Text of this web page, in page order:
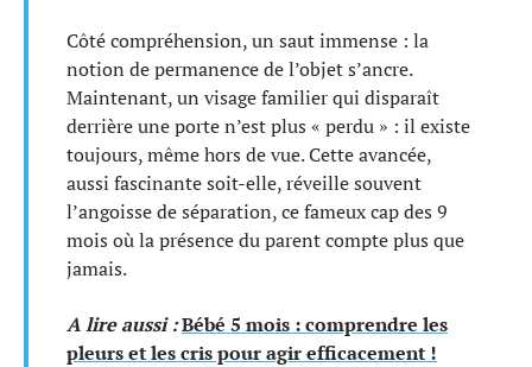
Côté compréhension, un saut immense : la
notion de permanence de l’objet s’ancre.
Maintenant, un visage familier qui disparaît
derrière une porte n’est plus « perdu » : il existe
toujours, même hors de vue. Cette avancée,
aussi fascinante soit-elle, réveille souvent
l’angoisse de séparation, ce fameux cap des 9
mois où la présence du parent compte plus que
jamais.
A lire aussi :Bébé 5 mois : comprendre les
pleurs et les cris pour agir efficacement !